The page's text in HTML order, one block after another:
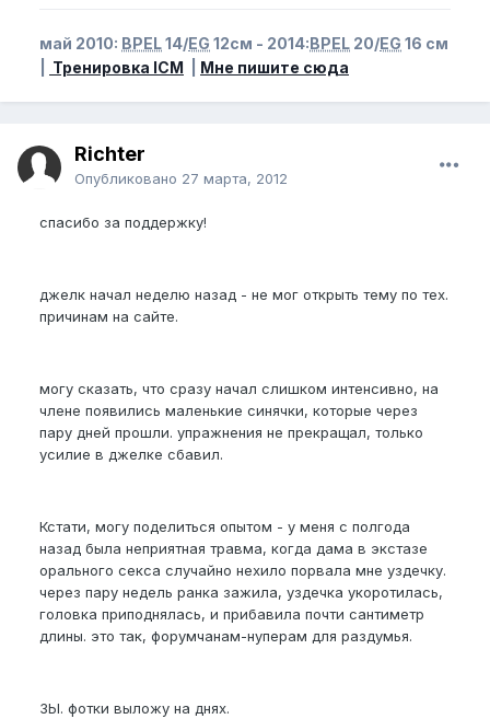
май 2010: BPEL14/EG 12см - 2014:BPEL 20/EG 16 см
Тренировка ICM Мне пишите сюда
Richter
Опубликовано 27 марта, 2012
спасибо за поддержку!
джелк начал неделю назад - не мог открыть тему по тех.
причинам на сайте.
могу сказать, что сразу начал слишком интенсивно, на
члене появились маленькие синячки, которые через
пару дней прошли. упражнения не прекращал, только
усилие в джелке сбавил.
Кстати, могу поделиться опытом - у меня с полгода
назад была неприятная травма, когда дама в экстазе
орального секса случайно нехило порвала мне уздечку.
через пару недель ранка зажила, уздечка укоротилась,
головка приподнялась, и прибавила почти сантиметр
длины. это так, форумчанам-нуперам для раздумья.
ЗЫ. фотки выложу на днях.